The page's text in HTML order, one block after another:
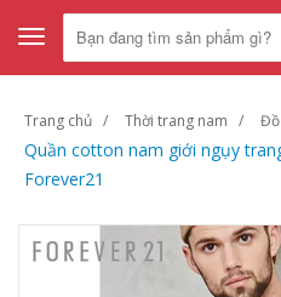
Toggle
navigation
Trang chủ Thời trang nam
Quần cotton nam giới ngụy
Forever21